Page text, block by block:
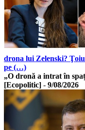
drona lui Zelenski?
pe (…)
„O dronă a intrat în
[Ecopolitic] - 9/08/2026